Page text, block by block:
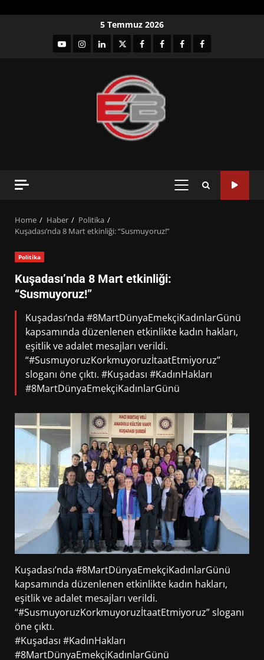
5 Temmuz 2026
YouTubeInstagram
LinkedIntwitterfacebook-Facebook-
Facebook-Facebook-
PRIMARY
Home Haber
Politika
Kuşadası’nda 8 Mart etkinliği: “Susmuyoruz!”
Politika
Kuşadası’nda 8 Mart etkinliği:
“Susmuyoruz!”
Kuşadası’nda #8MartDünyaEmekçiKadınlarGünü
kapsamında düzenlenen etkinlikte kadın hakları,
eşitlik ve adalet mesajları verildi.
“#SusmuyoruzKorkmuyoruzİtaatEtmiyoruz”
sloganı öne çıktı. #Kuşadası #KadınHakları
#8MartDünyaEmekçiKadınlarGünü
Kuşadası’nda #8MartDünyaEmekçiKadınlarGünü
kapsamında düzenlenen etkinlikte kadın hakları,
eşitlik ve adalet mesajları verildi.
“#SusmuyoruzKorkmuyoruzİtaatEtmiyoruz” sloganı
öne çıktı.
#Kuşadası #KadınHakları
#8MartDünyaEmekçiKadınlarGünü